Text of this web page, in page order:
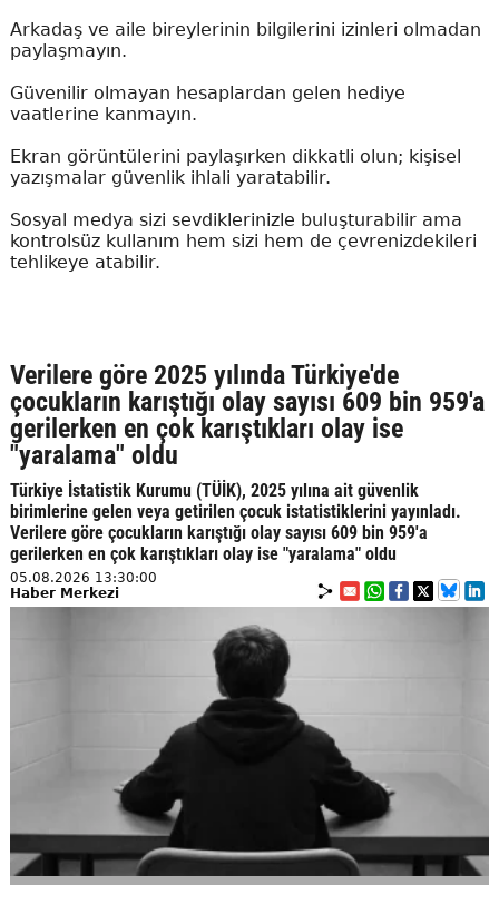
Arkadaş ve aile bireylerinin bilgilerini izinleri olmadan
paylaşmayın.
Güvenilir olmayan hesaplardan gelen hediye
vaatlerine kanmayın.
Ekran görüntülerini paylaşırken dikkatli olun; kişisel
yazışmalar güvenlik ihlali yaratabilir.
Sosyal medya sizi sevdiklerinizle buluşturabilir ama
kontrolsüz kullanım hem sizi hem de çevrenizdekileri
tehlikeye atabilir.
Verilere göre 2025 yılında Türkiye'de
çocukların karıştığı olay sayısı 609 bin 959'a
gerilerken en çok karıştıkları olay ise
"yaralama" oldu
Türkiye İstatistik Kurumu (TÜİK), 2025 yılına ait güvenlik
birimlerine gelen veya getirilen çocuk istatistiklerini yayınladı.
Verilere göre çocukların karıştığı olay sayısı 609 bin 959'a
gerilerken en çok karıştıkları olay ise "yaralama" oldu
05.08.2026 13:30:00
Haber Merkezi